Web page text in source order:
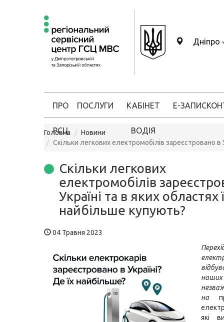
Дніпро
ПРО
РСЦ
ПОСЛУГИ КАБІНЕТ
ВОДІЯ
Е-ЗАПИС
Головна
Новини
Скільки легкових електромобілів зареєстровано в
Скільки легкових
електромобілів
Україні та в яких областях
найбільше купують?
04 Травня 2023
наших
на
які